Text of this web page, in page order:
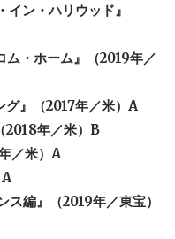
ン・ハリウッド』
ム・ホーム』（2019年／
グ』（2017年／米）A
2018年／米）B
／米）A
編』（2019年／東宝）